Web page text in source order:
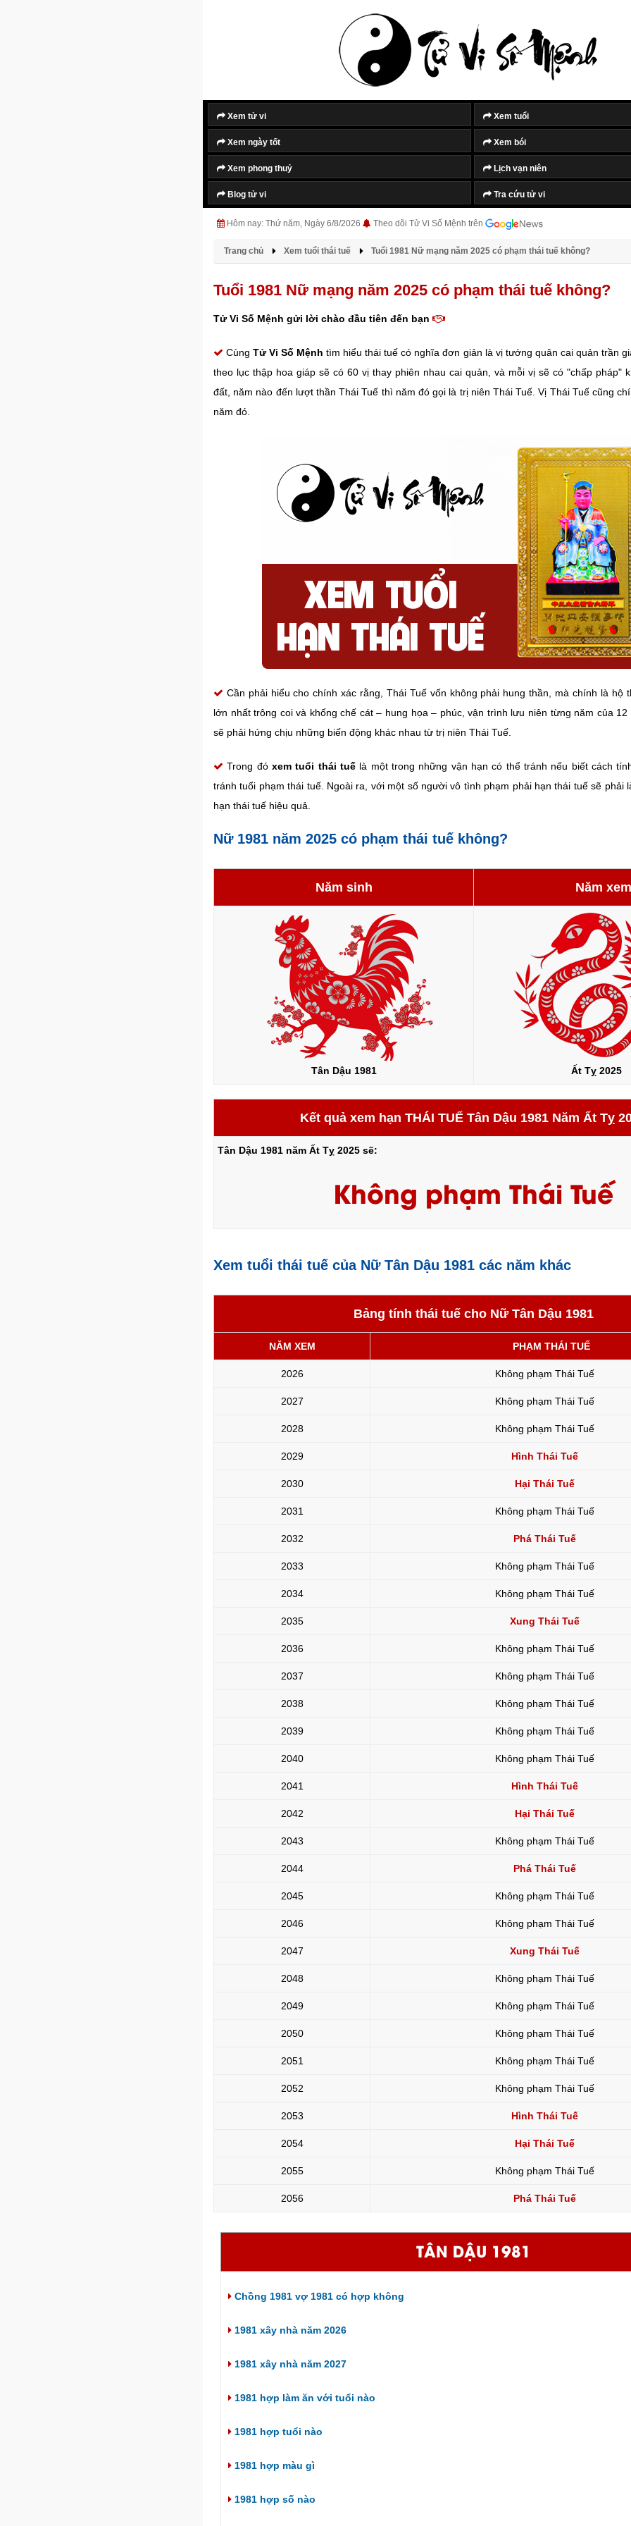
Xem tử vi Xem tuổi
Xem ngày tốt Xem bói
Xem phong thuỷ Lịch vạn niên
Blog tử vi Tra cứu tử vi
Hôm nay: Thứ năm, Ngày 6/8/2026 Theo dõi Tử Vi Số Mệnh trên
Trang chủ Xem tuổi thái tuế Tuổi 1981 Nữ mạng năm 2025 có phạm thái tuế không?
Tuổi 1981 Nữ mạng năm 2025 có phạm thái tuế không?
Tử Vi Số Mệnh gửi lời chào đầu tiên đến bạn
CùngTử Vi Số Mệnh tìm hiểu thái tuế có nghĩa đơn giản là vị tướng quân cai quản trần
theo lục thập hoa giáp sẽ có 60 vị thay phiên nhau cai quản, và mỗi vị sẽ có "chấp pháp"
đất, năm nào đến lượt thần Thái Tuế thì năm đó gọi là trị niên Thái Tuế. Vị Thái Tuế cũng
năm đó.
Cần phải hiểu cho chính xác rằng, Thái Tuế vốn không phải hung thần, mà chính là hộ
lớn nhất trông coi và khống chế cát – hung họa – phúc, vận trình lưu niên từng năm của
sẽ phải hứng chịu những biến động khác nhau từ trị niên Thái Tuế.
Trong đó xem tuổi thái tuế là một trong những vận hạn có thể tránh nếu biết cách
tránh tuổi phạm thái tuế. Ngoài ra, với một số người vô tình phạm phải hạn thái tuế sẽ phải
hạn thái tuế hiệu quả.
Nữ 1981 năm 2025 có phạm thái tuế không?
Năm sinh Năm xem
Tân Dậu 1981 Ất Tỵ 2025
Kết quả xem hạn THÁI TUẾ Tân Dậu 1981 Năm Ất Tỵ
Tân Dậu 1981 năm Ất Tỵ 2025 sẽ:
Không phạm Thái Tuế
Xem tuổi thái tuế của Nữ Tân Dậu 1981 các năm khác
Bảng tính thái tuế cho Nữ Tân Dậu 1981
NĂM XEM PHẠM THÁI TUẾ
2026 Không phạm Thái Tuế
2027 Không phạm Thái Tuế
2028 Không phạm Thái Tuế
2029 Hình Thái Tuế
2030 Hại Thái Tuế
2031 Không phạm Thái Tuế
2032 Phá Thái Tuế
2033 Không phạm Thái Tuế
2034 Không phạm Thái Tuế
2035 Xung Thái Tuế
2036 Không phạm Thái Tuế
2037 Không phạm Thái Tuế
2038 Không phạm Thái Tuế
2039 Không phạm Thái Tuế
2040 Không phạm Thái Tuế
2041 Hình Thái Tuế
2042 Hại Thái Tuế
2043 Không phạm Thái Tuế
2044 Phá Thái Tuế
2045 Không phạm Thái Tuế
2046 Không phạm Thái Tuế
2047 Xung Thái Tuế
2048 Không phạm Thái Tuế
2049 Không phạm Thái Tuế
2050 Không phạm Thái Tuế
2051 Không phạm Thái Tuế
2052 Không phạm Thái Tuế
2053 Hình Thái Tuế
2054 Hại Thái Tuế
2055 Không phạm Thái Tuế
2056 Phá Thái Tuế
TÂN DẬU 1981
Chồng 1981 vợ 1981 có hợp không
1981 xây nhà năm 2026
1981 xây nhà năm 2027
1981 hợp làm ăn với tuổi nào
1981 hợp tuổi nào
1981 hợp màu gì
1981 hợp số nào